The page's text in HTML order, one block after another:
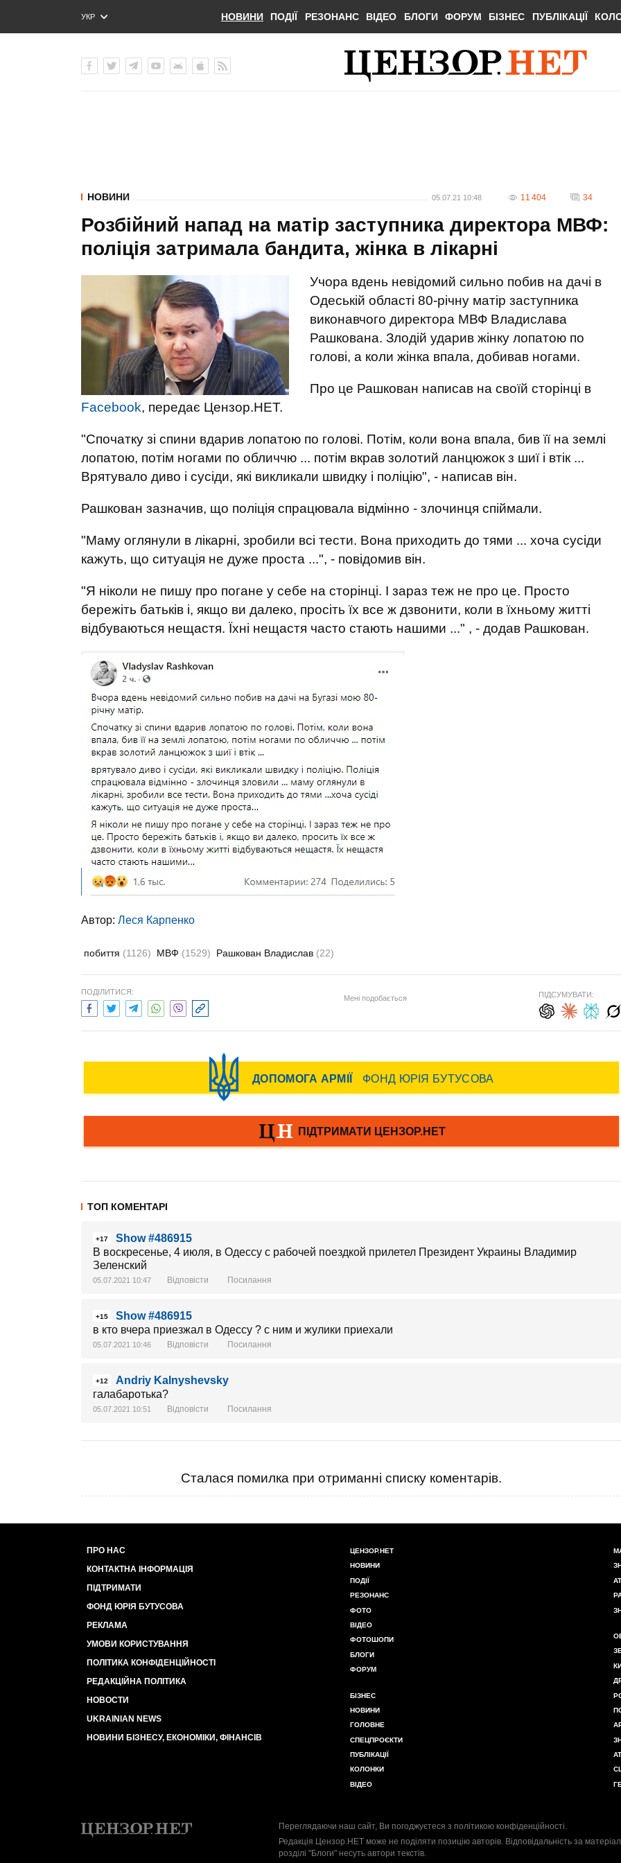
УКР
ENG
НОВИНИ ПОДІЇ РЕЗОНАНС ВІДЕО БЛОГИ ФОРУМ БІЗНЕС ПУБЛІКАЦІЇ
НОВИНИ 05.07.21 10:48 11 404 34
Розбійний напад на матір заступника директора МВФ:
поліція затримала бандита, жінка в лікарні
Учора вдень невідомий сильно побив на дачі в
Одеській області 80-річну матір заступника
виконавчого директора МВФ Владислава
Рашкована. Злодій ударив жінку лопатою по
голові, а коли жінка впала, добивав ногами.
Про це Рашкован написав на своїй сторінці в
Facebook, передає Цензор.НЕТ.
"Спочатку зі спини вдарив лопатою по голові. Потім, коли вона впала, бив її на землі
лопатою, потім ногами по обличчю ... потім вкрав золотий ланцюжок з шиї і втік ...
Врятувало диво і сусіди, які викликали швидку і поліцію", - написав він.
Рашкован зазначив, що поліція спрацювала відмінно - злочинця спіймали.
"Маму оглянули в лікарні, зробили всі тести. Вона приходить до тями ... хоча сусіди
кажуть, що ситуація не дуже проста ...", - повідомив він.
"Я ніколи не пишу про погане у себе на сторінці. І зараз теж не про це. Просто
бережіть батьків і, якщо ви далеко, просіть їх все ж дзвонити, коли в їхньому житті
відбуваються нещастя. Їхні нещастя часто стають нашими ..." , - додав Рашкован.
Автор: Леся Карпенко
побиття (1126) МВФ (1529) Рашкован Владислав (22)
ПОДІЛИТИСЯ:
Мені подобається ПІДСУМУВАТИ:
ТОП КОМЕНТАРІ
+17
Show #486915
В воскресенье, 4 июля, в Одессу с рабочей поездкой прилетел Президент Украины Владимир
Зеленский
05.07.2021 10:47 Відповісти Посилання
+15
Show #486915
в кто вчера приезжал в Одессу ? с ним и жулики приехали
05.07.2021 10:46 Відповісти Посилання
+12
Andriy Kalnyshevsky
галабаротька?
05.07.2021 10:51 Відповісти Посилання
Сталася помилка при отриманні списку коментарів.
ПРО НАС
КОНТАКТНА ІНФОРМАЦІЯ
ПІДТРИМАТИ
ФОНД ЮРІЯ БУТУСОВА
РЕКЛАМА
УМОВИ КОРИСТУВАННЯ
ПОЛІТИКА КОНФІДЕНЦІЙНОСТІ
РЕДАКЦІЙНА ПОЛІТИКА
НОВОСТИ
UKRAINIAN NEWS
НОВИНИ БІЗНЕСУ, ЕКОНОМІКИ, ФІНАНСІВ
ЦЕНЗОР.НЕТ
НОВИНИ
ПОДІЇ
РЕЗОНАНС
ФОТО
ВІДЕО
ФОТОШОПИ
БЛОГИ
ФОРУМ
БІЗНЕС
НОВИНИ
ГОЛОВНЕ
СПЕЦПРОЄКТИ
ПУБЛІКАЦІЇ
КОЛОНКИ
ВІДЕО
Переглядаючи наш сайт, Ви погоджуєтеся з політикою конфіденційності.
Редакція Цензор.НЕТ може не поділяти позицію авторів. Відповідальність за
розділі "Блоги" несуть автори текстів.